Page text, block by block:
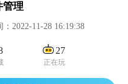
管理
2022-11-28 16:19:38
27
正在玩